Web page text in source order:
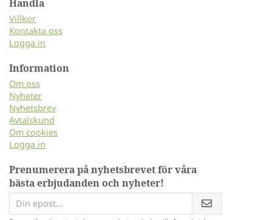
Handla
Villkor
Kontakta oss
Logga in
Information
Om oss
Nyheter
Nyhetsbrev
Avtalskund
Om cookies
Logga in
Prenumerera på nyhetsbrevet för våra
bästa erbjudanden och nyheter!